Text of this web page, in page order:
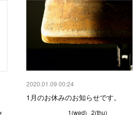
2020.01.09 00:24
1月のお休みのお知らせです。
1(wed) 2(thu)